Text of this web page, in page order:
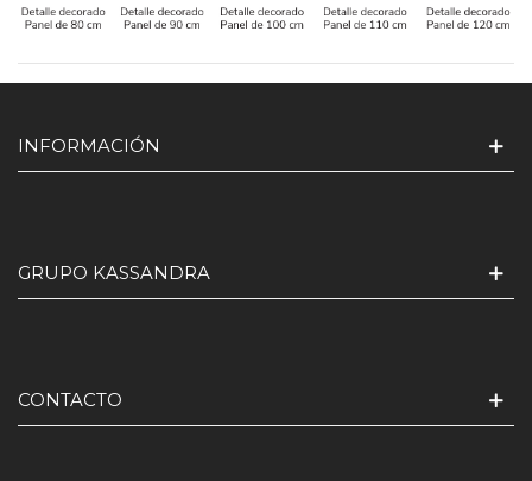
INFORMACIÓN
GRUPO KASSANDRA
CONTACTO